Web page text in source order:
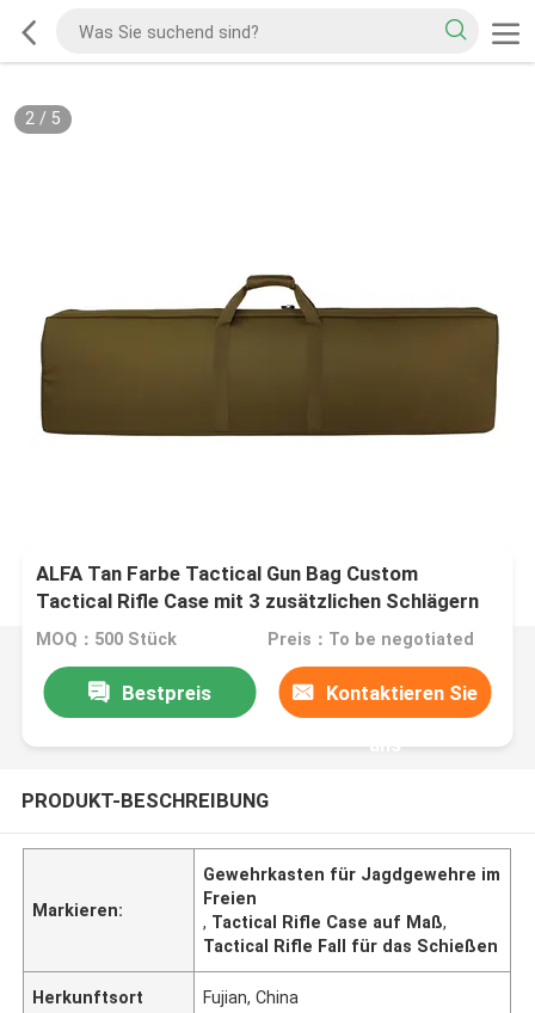
2/ 5
ALFA Tan Farbe Tactical Gun Bag Custom
Tactical Rifle Case mit 3 zusätzlichen Schlägern
für das Schießen und Jagen im Freien
MOQ：500 Stück Preis：To be negotiated
Bestpreis Kontaktieren Sie
uns
PRODUKT-BESCHREIBUNG
Markieren:
Gewehrkasten für Jagdgewehre im
Freien
, Tactical Rifle Case auf Maß,
Tactical Rifle Fall für das Schießen
Herkunftsort Fujian, China